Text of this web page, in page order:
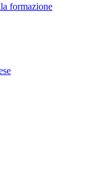
formazione